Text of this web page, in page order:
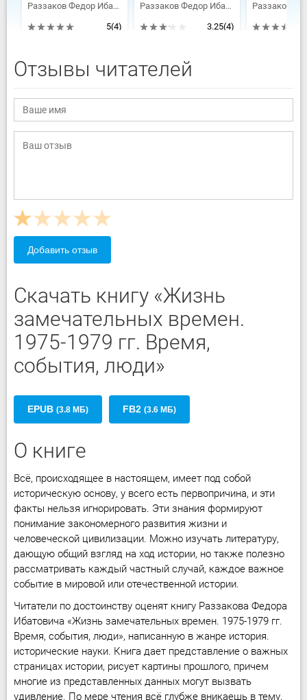
Раззаков Федор Ибатович
5(4)
Раззаков Федор Ибатович
3.25(4)
Отзывы читателей
Добавить отзыв
Скачать книгу «Жизнь
замечательных времен.
1975-1979 гг. Время,
события, люди»
EPUB (3.8 МБ) FB2 (3.6 МБ)
О книге
Всё, происходящее в настоящем, имеет под собой
историческую основу, у всего есть первопричина, и эти
факты нельзя игнорировать. Эти знания формируют
понимание закономерного развития жизни и
человеческой цивилизации. Можно изучать литературу,
дающую общий взгляд на ход истории, но также полезно
рассматривать каждый частный случай, каждое важное
событие в мировой или отечественной истории.
Читатели по достоинству оценят книгу Раззакова Федора
Ибатовича «Жизнь замечательных времен. 1975-1979 гг.
Время, события, люди», написанную в жанре история.
исторические науки. Книга дает представление о важных
страницах истории, рисует картины прошлого, причем
многие из представленных данных могут вызвать
удивление. По мере чтения всё глубже вникаешь в тему,